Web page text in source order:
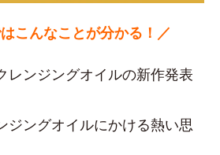
こんなことが分かる！／
レンジングオイルの新作発表
ジングオイルにかける熱い思